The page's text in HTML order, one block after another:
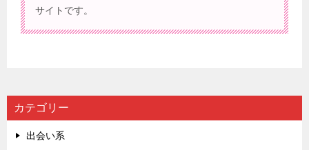
サイトです。
カテゴリー
出会い系